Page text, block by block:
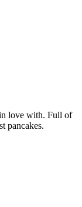
love with. Full of
pancakes.